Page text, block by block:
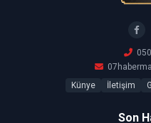
Künye
İletişim
Son